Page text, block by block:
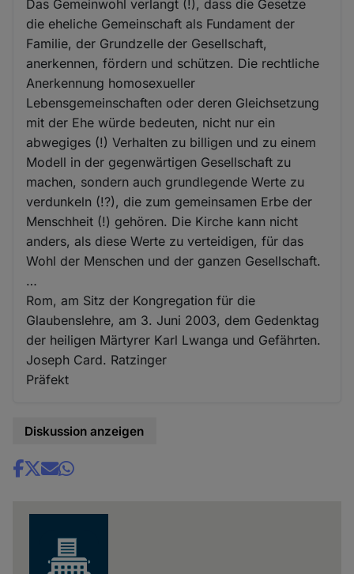
Das Gemeinwohl verlangt (!), dass die Gesetze
die eheliche Gemeinschaft als Fundament der
Familie, der Grundzelle der Gesellschaft,
anerkennen, fördern und schützen. Die rechtliche
Anerkennung homosexueller
Lebensgemeinschaften oder deren Gleichsetzung
mit der Ehe würde bedeuten, nicht nur ein
abwegiges (!) Verhalten zu billigen und zu einem
Modell in der gegenwärtigen Gesellschaft zu
machen, sondern auch grundlegende Werte zu
verdunkeln (!?), die zum gemeinsamen Erbe der
Menschheit (!) gehören. Die Kirche kann nicht
anders, als diese Werte zu verteidigen, für das
Wohl der Menschen und der ganzen Gesellschaft.
…
Rom, am Sitz der Kongregation für die
Glaubenslehre, am 3. Juni 2003, dem Gedenktag
der heiligen Märtyrer Karl Lwanga und Gefährten.
Joseph Card. Ratzinger
Präfekt
Diskussion anzeigen
Share